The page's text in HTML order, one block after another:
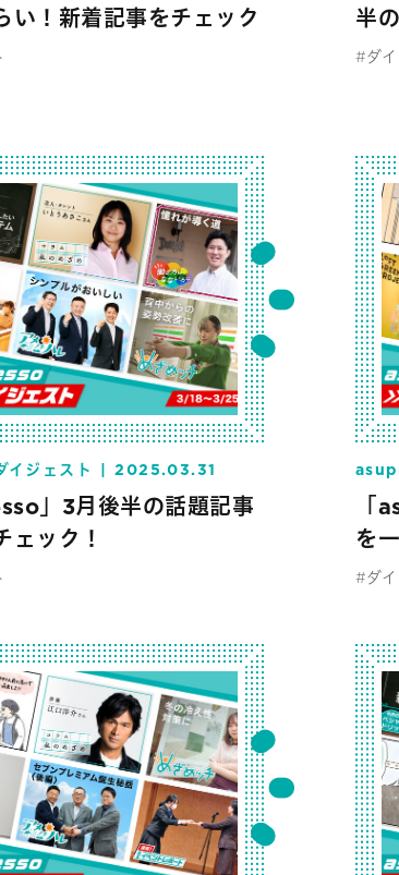
い！新着記事をチェック
半
#ダイ
ジェスト 2025.03.31
」3月後半の話題記事
ェック！
「
を
#ダイ